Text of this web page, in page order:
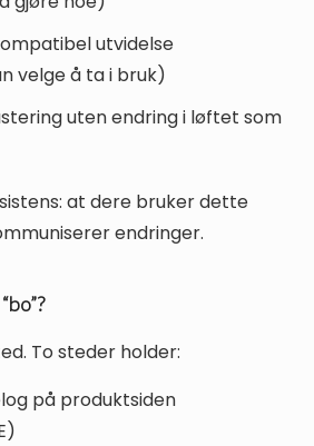
utvidelse
velge å ta i bruk)
uten endring i løftet som
at dere bruker dette
endringer.
To steder holder:
på produktsiden